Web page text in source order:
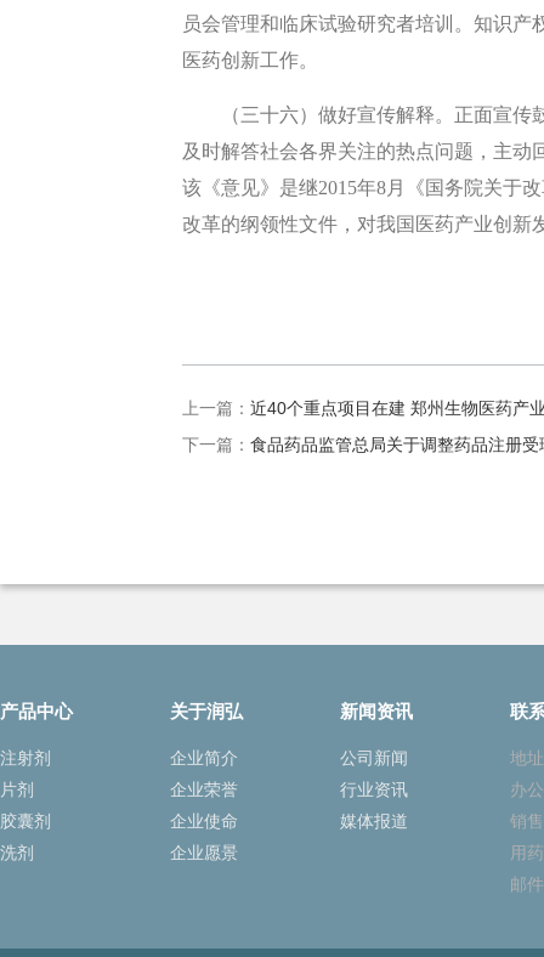
员会管理和临床试验研究者培训。知识
医药创新工作。
（三十六）做好宣传解释。正面宣
及时解答社会各界关注的热点问题，主
该《意见》是继2015年8月《国务院关于
改革的纲领性文件，对我国医药产业创新
上一篇： 近40个重点项目在建 郑州生物医药产
下一篇： 食品药品监管总局关于调整药品注册
产品中心
注射剂
片剂
胶囊剂
洗剂
关于润弘
企业简介
企业荣誉
企业使命
企业愿景
新闻资讯
公司新闻
行业资讯
媒体报道
联
地
办
销
用
邮